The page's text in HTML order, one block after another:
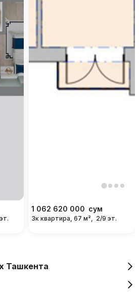
1 062 620 000 сум
3к квартира, 67 м², 2/9 эт.
Ташкента